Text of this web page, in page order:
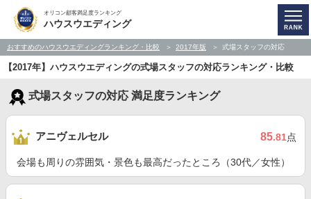
オリコン顧客満足度ランキング
ハウスウエディング
おすすめのハウスウエディングランキング・比較 2017年版 式場スタッフの対応
【2017年】ハウスウエディングの式場スタッフの対応ランキング・比較
式場スタッフの対応 満足度ランキング
アニヴェルセル 85.81点
会場も周りの雰囲気・景色も最高だったところ（30代／女性）